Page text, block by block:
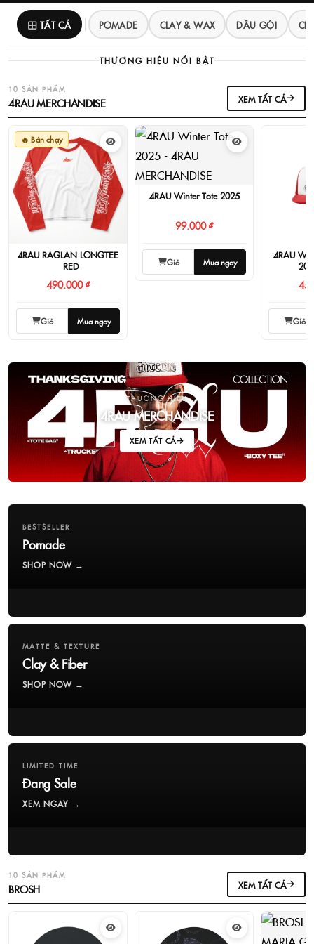
TẤT CẢ POMADE CLAY & WAX DẦU GỘI
THƯƠNG HIỆU NỔI BẬT
10 SẢN PHẨM
4RAU MERCHANDISE XEM TẤT CẢ
🔥 Bán chạy
4RAU RAGLAN LONGTEE
- RED
490.000 ₫
Giỏ Mua ngay
4RAU Winter Tote 2025
99.000 ₫
Giỏ Mua ngay
4RAU
Giỏ
THƯƠNG HIỆU
4RAU MERCHANDISE
XEM TẤT CẢ
BESTSELLER
Pomade
SHOP NOW →
MATTE & TEXTURE
Clay & Fiber
SHOP NOW →
LIMITED TIME
Đang Sale
XEM NGAY →
10 SẢN PHẨM
BROSH XEM TẤT CẢ